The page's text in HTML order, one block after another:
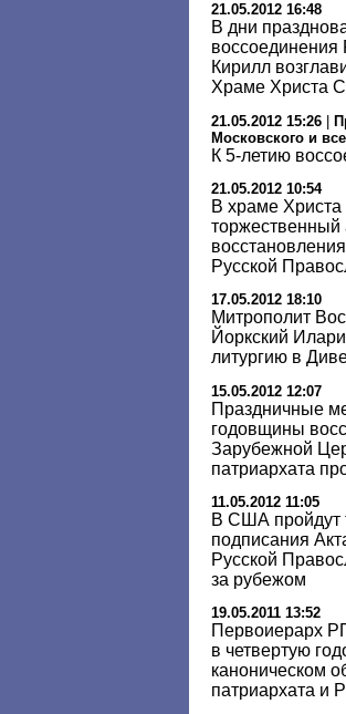
21.05.2012 16:48
В дни
Кирилл
Храме Христа
21.05.2012 15:26
Московского и
К 5-летию
21.05.2012 10:54
В храме
торжественный
Русской
17.05.2012 18:10
Митрополит
Йоркский
литургию в
15.05.2012 12:07
Праздничные
годовщины
Зарубежной
патриархата
11.05.2012 11:05
В США пройдут
подписания
Русской
за рубежом
19.05.2011 13:52
Первоиерарх
в четвертую
каноническом
патриархата и